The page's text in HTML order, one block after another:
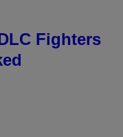
Fighters